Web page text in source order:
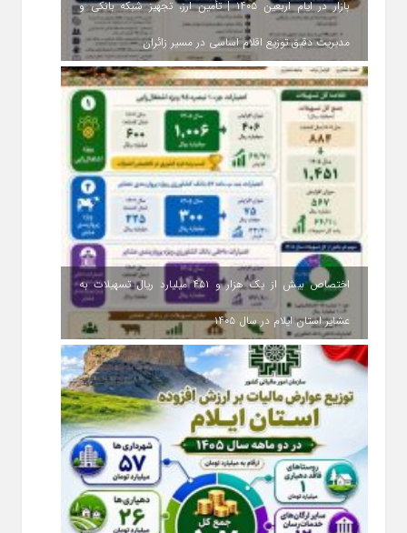
بازار در ایام اربعین ۱۴۰۵ | تأمین ارز، تجهیز شبکه بانکی و
مدیریت دقیق توزیع اقلام اساسی در مسیر زائران
اختصاص بیش از یک هزار و ۴۵۱ میلیارد ریال تسهیلات به
عشایر استان ایلام در سال ۱۴۰۵